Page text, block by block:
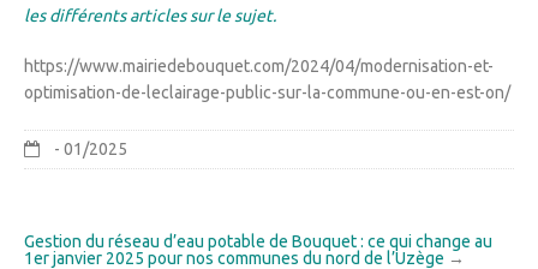
les différents articles sur le sujet.
https://www.mairiedebouquet.com/2024/04/modernisation-et-
optimisation-de-leclairage-public-sur-la-commune-ou-en-est-on/
- 01/2025
Gestion du réseau d’eau potable de Bouquet : ce qui change au
1er janvier 2025 pour nos communes du nord de l’Uzège →